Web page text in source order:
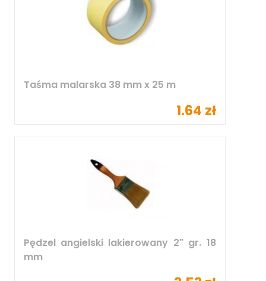
Taśma malarska 38 mm x 25 m
1.64 zł
Pędzel angielski lakierowany 2" gr. 18
mm